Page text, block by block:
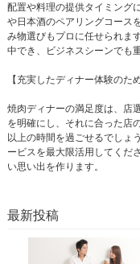
配置や料理の提供タイミング
や日本酒のペアリングコース
み物選びもプロに任せられま
中でき、ビジネスシーンでも
【充実したディナー体験のた
焼肉ディナーの満足度は、店
を明確にし、それに合った店
以上の時間を過ごせるでしょ
ービスを最大限活用してくだ
い思い出を作ります。
最新投稿